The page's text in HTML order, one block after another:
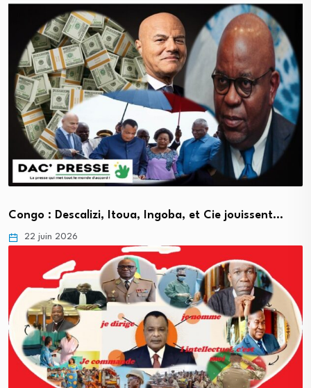
Congo : Descalizi, Itoua, Ingoba, et Cie jouissent…
22 juin 2026